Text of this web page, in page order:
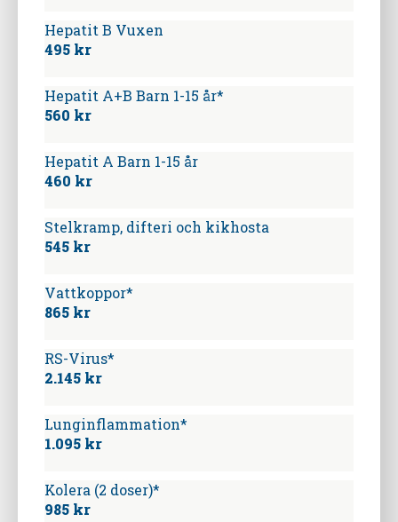
Hepatit B Vuxen
495 kr
Hepatit A+B Barn 1-15 år*
560 kr
Hepatit A Barn 1-15 år
460 kr
Stelkramp, difteri och kikhosta
545 kr
Vattkoppor*
865 kr
RS-Virus*
2.145 kr
Lunginflammation*
1.095 kr
Kolera (2 doser)*
985 kr